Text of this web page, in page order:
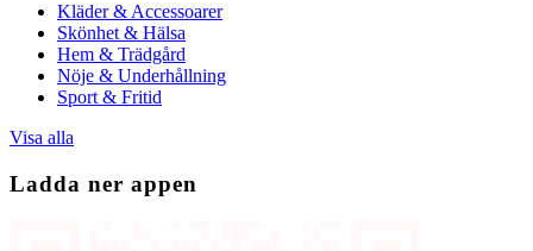
Kläder & Accessoarer
Skönhet & Hälsa
Hem & Trädgård
Nöje & Underhållning
Sport & Fritid
Visa alla
Ladda ner appen